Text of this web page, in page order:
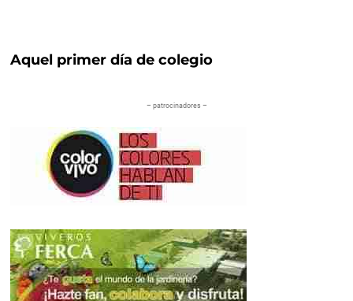
Aquel primer día de colegio
– patrocinadores –